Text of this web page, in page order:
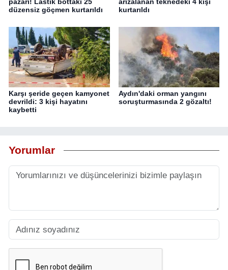
pazarı! Lastik bottaki 25
düzensiz göçmen kurtarıldı
arızalanan teknedeki 4 kişi
kurtarıldı
Karşı şeride geçen kamyonet
devrildi: 3 kişi hayatını
kaybetti
Aydın'daki orman yangını
soruşturmasında 2 gözaltı!
Yorumlar